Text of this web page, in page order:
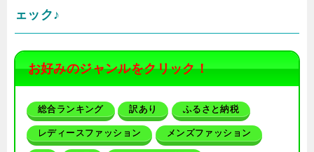
ェック♪
お好みのジャンルをクリック！
総合ランキング 訳あり ふるさと納税
レディースファッション メンズファッション